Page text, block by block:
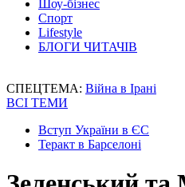
Шоу-бізнес
Спорт
Lifestyle
БЛОГИ ЧИТАЧІВ
СПЕЦТЕМА: Війна в Ірані
ВСІ ТЕМИ
Вступ України в ЄС
Теракт в Барселоні